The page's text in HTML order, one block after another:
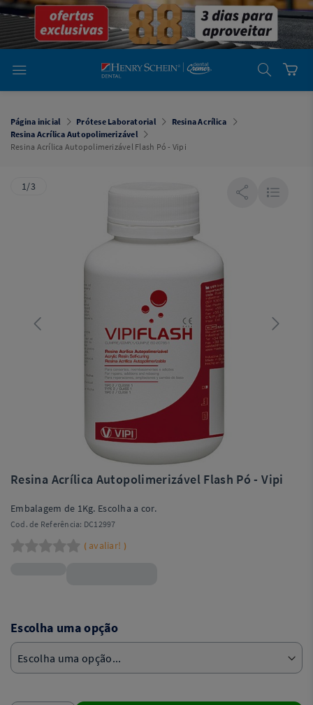
emDental
Cremer -
Henry Schein
Laboratório
Laboratório
Cremer -
Henry Schein
Equipamentos
Simples
Software
Odontológico
Página inicial Prótese Laboratorial
Resina Acrílica
Resina Acrílica Autopolimerizável
Resina Acrílica Autopolimerizável Flash Pó - Vipi
1/3
Resina Acrílica Autopolimerizável Flash Pó - Vipi
Embalagem de 1Kg. Escolha a cor.
Cod. de Referência: DC12997
( avaliar! )
Escolha uma opção